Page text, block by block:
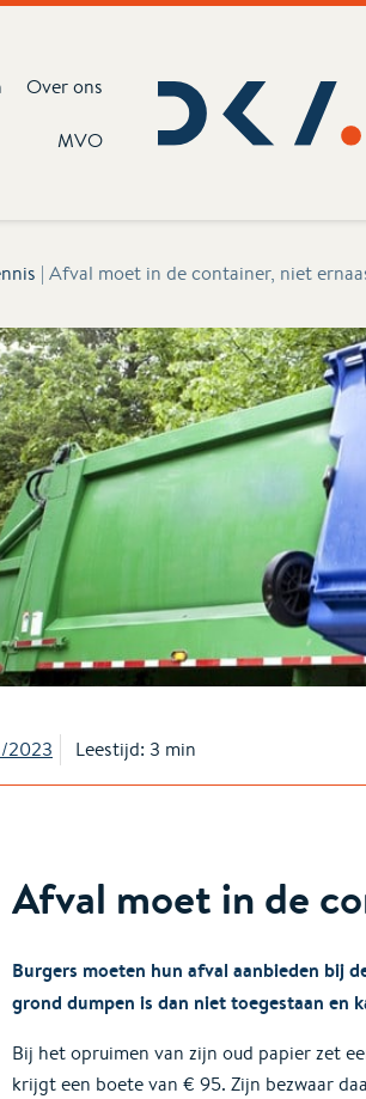
Over ons
MVO
| Afval moet in de container, niet
2023 Leestijd: 3 min
Afval moet in de
Burgers moeten hun afval aanbieden bij
grond dumpen is dan niet toegestaan en
Bij het opruimen van zijn oud papier zet
krijgt een boete van € 95. Zijn bezwaar